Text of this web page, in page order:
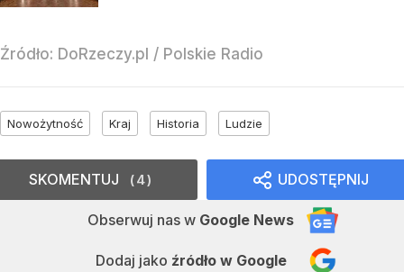
Źródło: DoRzeczy.pl / Polskie Radio
Nowożytność Kraj Historia Ludzie
UDOSTĘPNIJ
Obserwuj nas w Google News
Dodaj jako źródło w Google
SKOMENTUJ 4